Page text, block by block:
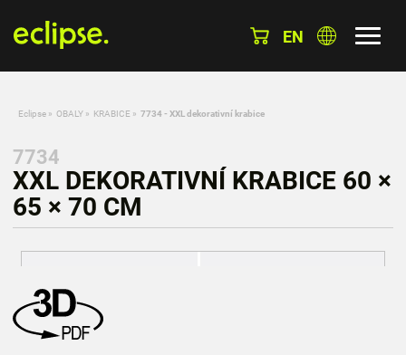
EN
Eclipse » OBALY » KRABICE » 7734 - XXL dekorativní krabice
7734
XXL DEKORATIVNÍ KRABICE 60 ×
65 × 70 CM